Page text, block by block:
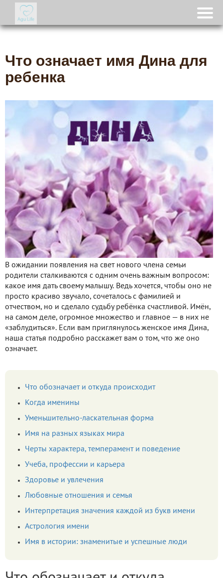
Что означает имя Дина для
ребенка
В ожидании появления на свет нового члена семьи
родители сталкиваются с одним очень важным вопросом:
какое имя дать своему малышу. Ведь хочется, чтобы оно не
просто красиво звучало, сочеталось с фамилией и
отчеством, но и сделало судьбу ребёнка счастливой. Имён,
на самом деле, огромное множество и главное — в них не
«заблудиться». Если вам приглянулось женское имя Дина,
наша статья подробно расскажет вам о том, что же оно
означает.
Что обозначает и откуда происходит
Когда именины
Уменьшительно-ласкательная форма
Имя на разных языках мира
Черты характера, темперамент и поведение
Учеба, профессии и карьера
Здоровье и увлечения
Любовные отношения и семья
Интерпретация значения каждой из букв имени
Астрология имени
Имя в истории: знаменитые и успешные люди